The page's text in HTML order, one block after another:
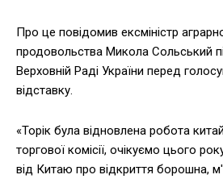
Про це повідомив ексміністр
продовольства Микола Сольський
Верховній Раді України перед
відставку.
«Торік була відновлена робота
торгової комісії, очікуємо цього
від Китаю про відкриття борошна,